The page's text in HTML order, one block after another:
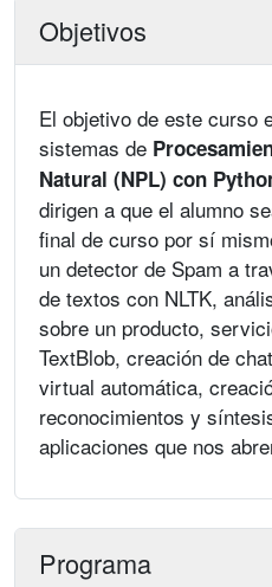
Objetivos
El objetivo de este curso
sistemas de
Natural (NPL) con
dirigen a que el alumno
final de curso por sí
un detector de Spam a
de textos con NLTK,
sobre un producto,
TextBlob, creación de
virtual automática,
reconocimientos y
aplicaciones que nos
Programa